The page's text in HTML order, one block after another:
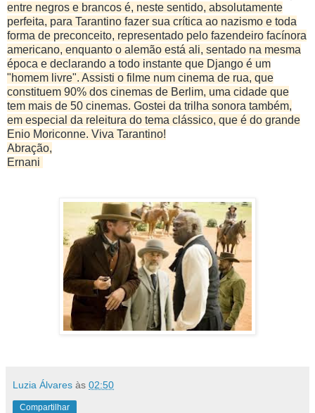
entre negros e brancos é, neste sentido, absolutamente
perfeita, para Tarantino fazer sua crítica ao nazismo e toda
forma de preconceito, representado pelo fazendeiro facínora
americano, enquanto o alemão está ali, sentado na mesma
época e declarando a todo instante que Django é um
"homem livre". Assisti o filme num cinema de rua, que
constituem 90% dos cinemas de Berlim, uma cidade que
tem mais de 50 cinemas. Gostei da trilha sonora também,
em especial da releitura do tema clássico, que é do grande
Enio Moriconne. Viva Tarantino!
Abração,
Ernani
Luzia Álvares às 02:50
Compartilhar